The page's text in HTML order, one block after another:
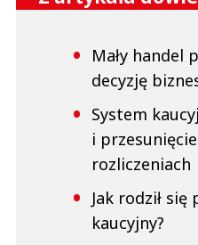
Mały handel
decyzję
System
i
rozliczeniach
Jak rodził
kaucyjny?